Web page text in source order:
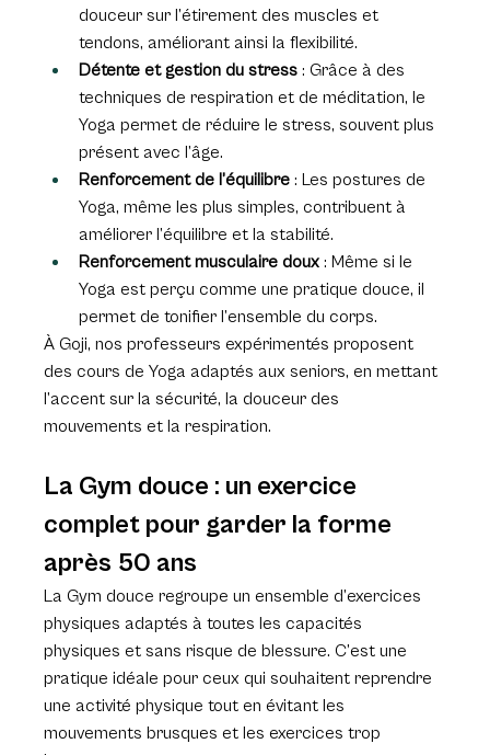
douceur sur l’étirement des muscles et
tendons, améliorant ainsi la flexibilité.
Détente et gestion du stress : Grâce à des
techniques de respiration et de méditation, le
Yoga permet de réduire le stress, souvent plus
présent avec l’âge.
Renforcement de l’équilibre : Les postures de
Yoga, même les plus simples, contribuent à
améliorer l’équilibre et la stabilité.
Renforcement musculaire doux : Même si le
Yoga est perçu comme une pratique douce, il
permet de tonifier l’ensemble du corps.
À Goji, nos professeurs expérimentés proposent
des cours de Yoga adaptés aux seniors, en mettant
l’accent sur la sécurité, la douceur des
mouvements et la respiration.
La Gym douce : un exercice
complet pour garder la forme
après 50 ans
La Gym douce regroupe un ensemble d’exercices
physiques adaptés à toutes les capacités
physiques et sans risque de blessure. C’est une
pratique idéale pour ceux qui souhaitent reprendre
une activité physique tout en évitant les
mouvements brusques et les exercices trop